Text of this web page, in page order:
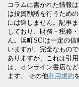
コラムに書かれた情報
は投資勧誘を行うため
には適しません。記事
しており、財務・税務
ん。浜町SCIは一定の
いますが、完全なもの
ありますが、これは引
は、オンライン書店な
ます。 その他利用規約